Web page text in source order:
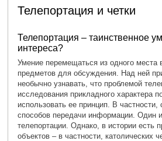
Телепортация и четки
Телепортация ‒ таинственное
интереса?
Умение перемещаться из одного места
предметов для обсуждения. Над ней
необычно узнавать, что проблемой
исследования прикладного характера
использовать ее принцип. В
способов передачи информации. Один
телепортации. Однако, в истории есть
объектов ‒ в частности, католических